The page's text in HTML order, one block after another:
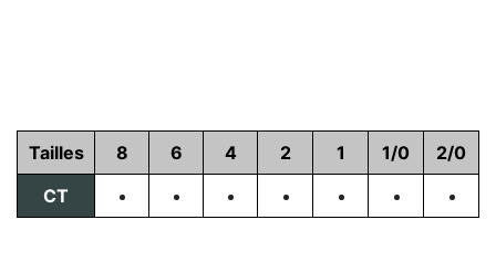
Tailles 8 6 4 2 1 1/0
2/0
CT